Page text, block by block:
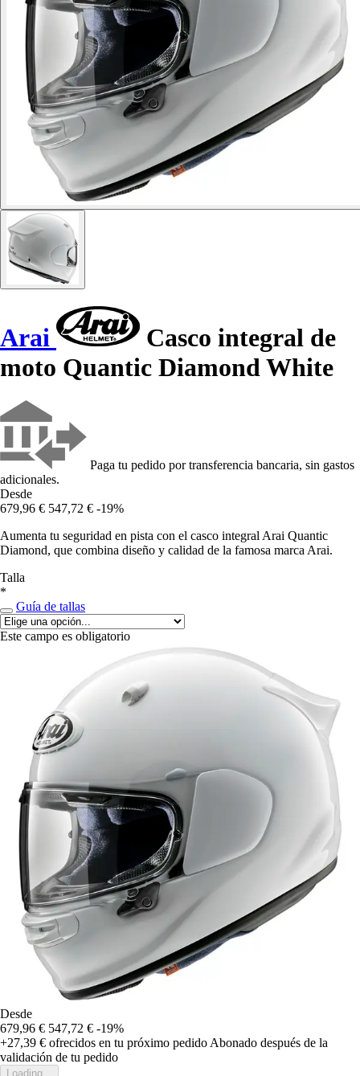
Arai
Casco integral de
moto Quantic Diamond White
Paga tu pedido por transferencia bancaria, sin gastos
adicionales.
Desde
679,96 € 547,72 € -19%
Aumenta tu seguridad en pista con el casco integral Arai Quantic
Diamond, que combina diseño y calidad de la famosa marca Arai.
Talla
*
Guía de tallas
Este campo es obligatorio
Desde
679,96 € 547,72 € -19%
+27,39 € ofrecidos en tu próximo pedido Abonado después de la
validación de tu pedido
Loading...